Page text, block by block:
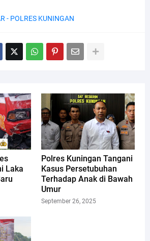
- POLRES KUNINGAN
Laka
Polres Kuningan Tangani
Kasus Persetubuhan
Terhadap Anak di Bawah
Umur
September 26, 2025